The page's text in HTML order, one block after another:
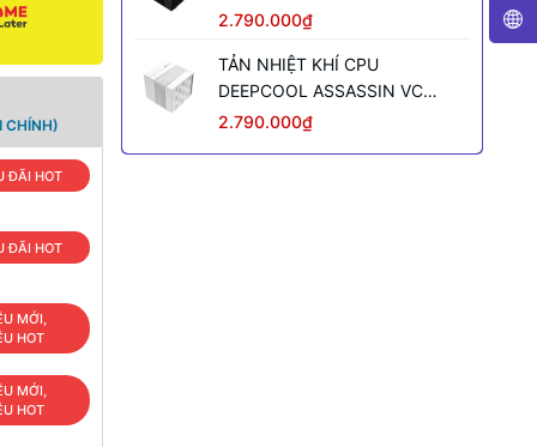
CHÍNH)
ĐÃI HOT
ĐÃI HOT
MỚI,
HOT
MỚI,
HOT
ELITE (MÀU ĐEN)
2.790.000₫
TẢN NHIỆT KHÍ CPU
DEEPCOOL ASSASSIN VC
ELITE WH WH (MÀU TRẮNG)
2.790.000₫